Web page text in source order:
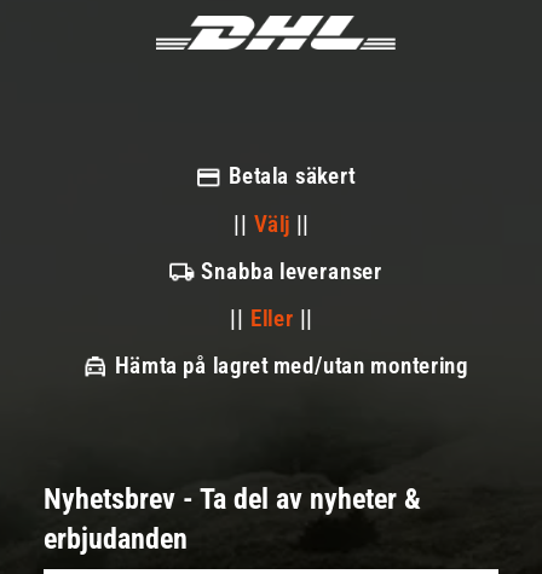
Betala säkert
|| Välj ||
Snabba leveranser
|| Eller ||
Hämta på lagret med/utan montering
Nyhetsbrev - Ta del av nyheter &
erbjudanden